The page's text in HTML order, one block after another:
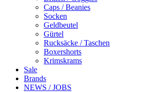
Caps / Beanies
Socken
Geldbeutel
Gürtel
Rucksäcke / Taschen
Boxershorts
Krimskrams
Sale
Brands
NEWS / JOBS